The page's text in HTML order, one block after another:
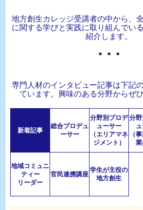
地方創生カレッジ受講者の中から、
に関する学びと実践に取り組んでい
紹介します。
■ ■ ■
専門人材のインタビュー記事は下記
ています。興味のある分野からぜ
新着記事
総合プロデュ
ーサー
分野別プロデ
ューサー
（エリアマネ
ジメント）
分
（
業
地域コミュニ
ティー
リーダー
官民連携講座
学生が主役の
地方創生